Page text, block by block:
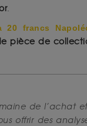
.
20 francs
pièce de
de l’achat
offrir des